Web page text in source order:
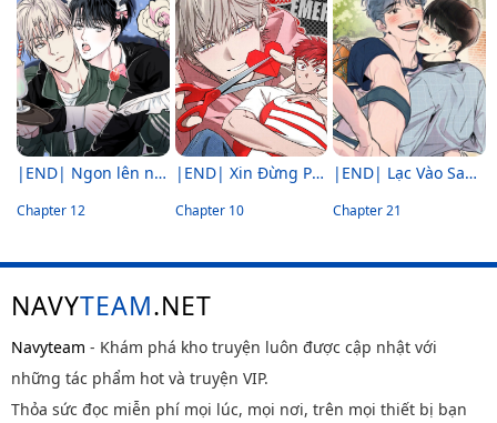
|END| Ngon lên nào! Nhăm nhăm~
Chapter 12
|END| Xin Đừng Phá Vỡ Sự Bình Yên Vốn Có
Chapter 10
|END| Lạc Vào Samcheonpo
Chapter 21
NAVYTEAM.NET
Navyteam - Khám phá kho truyện luôn được cập nhật với
những tác phẩm hot và truyện VIP.
Thỏa sức đọc miễn phí mọi lúc, mọi nơi, trên mọi thiết bị bạn